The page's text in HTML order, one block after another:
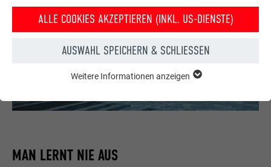
MAN LERNT NIE AUS
ALLE COOKIES AKZEPTIEREN (INKL. US-DIENSTE)
AUSWAHL SPEICHERN & SCHLIESSEN
Funktionen der Website benötigt. Dadurch ist gewährleistet,
Weitere Informationen anzeigen